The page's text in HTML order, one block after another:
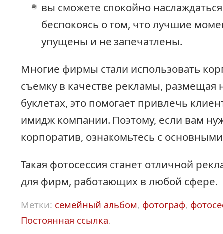
вы сможете спокойно
беспокоясь о том, что лучшие
упущены и не запечатлены.
Многие фирмы стали использовать
съемку в качестве рекламы, размещая
буклетах, это помогает привлечь
имидж компании. Поэтому, если вам
корпоратив, ознакомьтесь с основными
Такая фотосессия станет отличной
для фирм, работающих в любой сфере.
Метки: семейный альбом, фотограф,
Постоянная ссылка.